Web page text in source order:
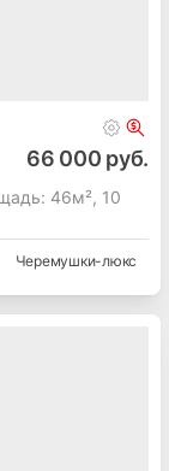
66 000 руб.
46м², 10
Черемушки-люкс